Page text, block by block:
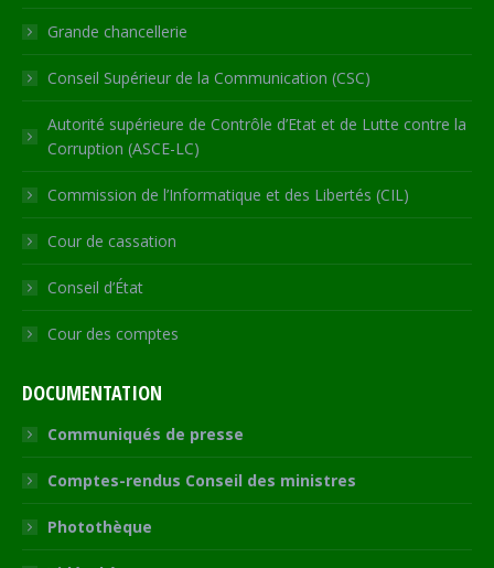
Grande chancellerie
Conseil Supérieur de la Communication (CSC)
Autorité supérieure de Contrôle d’Etat et de Lutte contre la
Corruption (ASCE-LC)
Commission de l’Informatique et des Libertés (CIL)
Cour de cassation
Conseil d’État
Cour des comptes
DOCUMENTATION
Communiqués de presse
Comptes-rendus Conseil des ministres
Photothèque